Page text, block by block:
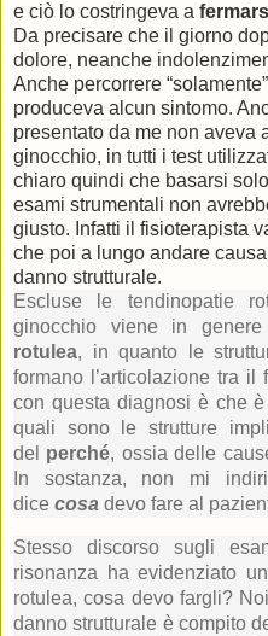
e ciò lo costringeva a
Da precisare che il giorno
dolore, neanche
Anche percorrere
produceva alcun sintomo.
presentato da me non aveva
ginocchio, in tutti i test
chiaro quindi che basarsi
esami strumentali non
giusto. Infatti il fisioterapista
che poi a lungo andare
danno strutturale.
Escluse le tendinopatie
ginocchio viene in
rotulea, in quanto le
formano l’articolazione tra
con questa diagnosi è che
quali sono le strutture
del perché, ossia delle
In sostanza, non mi
dice cosa devo fare al
Stesso discorso sugli
risonanza ha evidenziato
rotulea, cosa devo fargli?
danno strutturale è compito